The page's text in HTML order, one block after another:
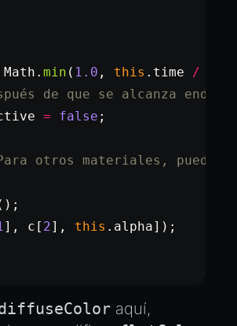
Math.min ( 1.0 , this .time /
de que se alcanza
= false ;
otros materiales, puede
], c[ 2], this .alpha]);
aquí,